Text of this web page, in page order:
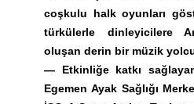
coşkulu halk oyunları
türkülerle dinleyicilere
oluşan derin bir müzik
— Etkinliğe katkı
Egemen Ayak Sağlığı